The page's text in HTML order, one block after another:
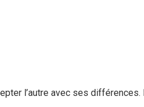
l’autre avec ses